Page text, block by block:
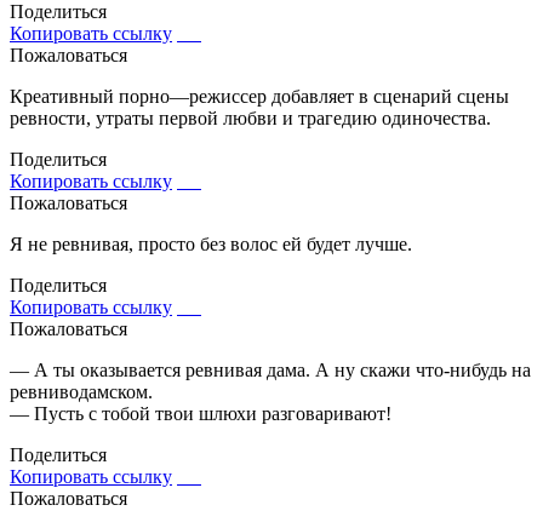
Поделиться
Копировать ссылку
Пожаловаться
Креативный порно—режиссер добавляет в сценарий сцены
ревности, утраты первой любви и трагедию одиночества.
Поделиться
Копировать ссылку
Пожаловаться
Я не ревнивая, просто без волoc ей будет лучше.
Поделиться
Копировать ссылку
Пожаловаться
— А ты оказывается ревнивая дама. А ну скажи что-нибудь на
ревниводамском.
— Пусть с тобой твои шлюхи разговаривают!
Поделиться
Копировать ссылку
Пожаловаться